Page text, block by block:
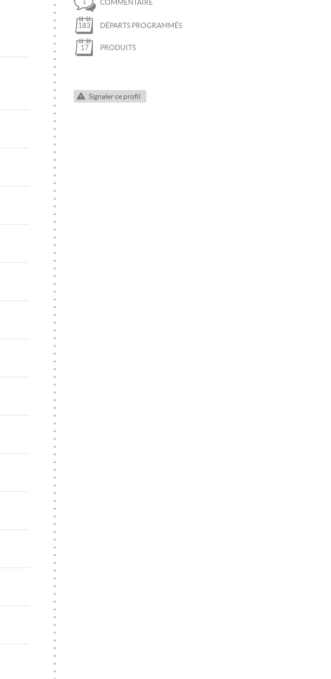
RAQUETTES
SKI DE RANDONNÉE
SNOWKITE
SPÉLÉOLOGIE
TRAIL
VTT
VIA FERRATA
COMMENTAIRE
183 DÉPARTS PROGRAMMÉS
17 PRODUITS
Signaler ce profil